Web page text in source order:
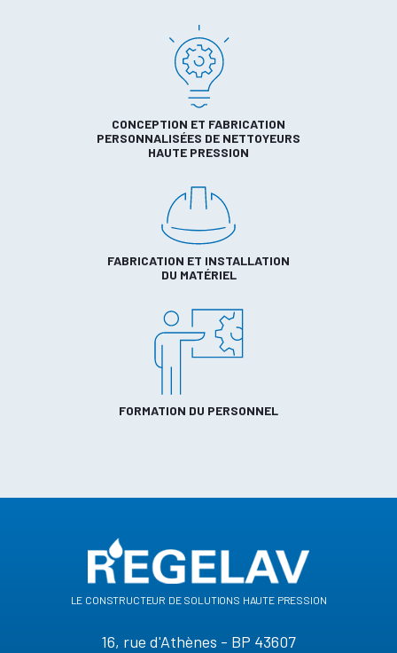
CONCEPTION ET FABRICATION
PERSONNALISÉES DE NETTOYEURS
HAUTE PRESSION
FABRICATION ET INSTALLATION
DU MATÉRIEL
FORMATION DU PERSONNEL
le constructeur de solutions haute pression
16, rue d'Athènes - BP 43607